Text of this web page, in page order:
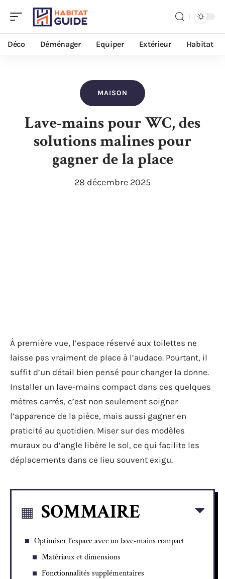
Déco Déménager Equiper Extérieur Habitat
MAISON
Lave-mains pour WC, des
solutions malines pour
gagner de la place
28 décembre 2025
À première vue, l’espace réservé aux toilettes ne
laisse pas vraiment de place à l’audace. Pourtant, il
suffit d’un détail bien pensé pour changer la donne.
Installer un lave-mains compact dans ces quelques
mètres carrés, c’est non seulement soigner
l’apparence de la pièce, mais aussi gagner en
praticité au quotidien. Miser sur des modèles
muraux ou d’angle libère le sol, ce qui facilite les
déplacements dans ce lieu souvent exigu.
SOMMAIRE
Optimiser l’espace avec un lave-mains compact
Matériaux et dimensions
Fonctionnalités supplémentaires